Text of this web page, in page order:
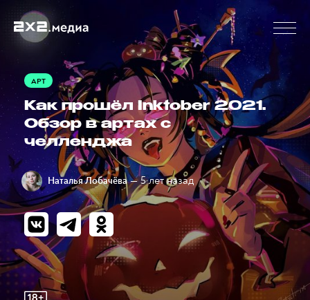
АРТ
Как прошёл Inktober 2021.
Обзор в артах с
челленджа
Наталья Лобачёва — 5 лет назад